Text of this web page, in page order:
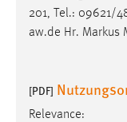
201, Tel.: 09621/
aw.de Hr. Markus
[PDF]
Relevance: